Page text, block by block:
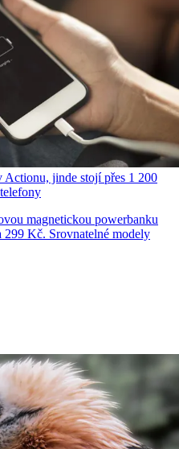
Actionu, jinde stojí přes 1 200
magnetickou powerbanku
299 Kč. Srovnatelné modely